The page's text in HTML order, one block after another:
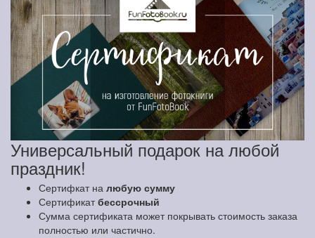
Универсальный подарок на любой
праздник!
Сертифкат на любую сумму
Сертификатбессрочный
Сумма сертификата может покрывать стоимость заказа
полностью или частично.